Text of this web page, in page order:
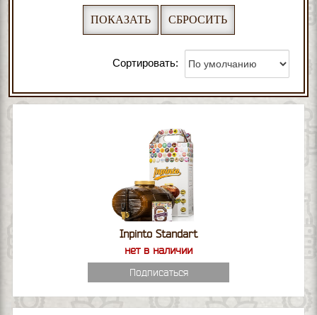
Сортировать:
Inpinto Standart
нет в наличии
Подписаться